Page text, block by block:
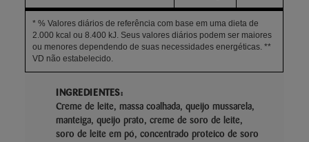
* % Valores diários de referência com base em uma dieta de
2.000 kcal ou 8.400 kJ. Seus valores diários podem ser maiores
ou menores dependendo de suas necessidades energéticas. **
VD não estabelecido.
INGREDIENTES:
Creme de leite, massa coalhada, queijo mussarela,
manteiga, queijo prato, creme de soro de leite,
soro de leite em pó, concentrado proteico de soro